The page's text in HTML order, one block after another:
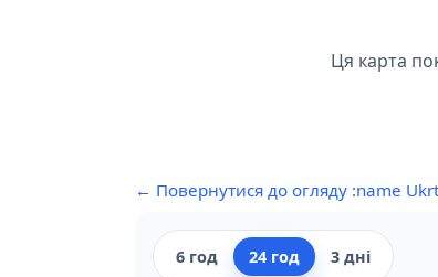
Ця карта
← Повернутися до огляду :name
6 год 24 год 3 дні